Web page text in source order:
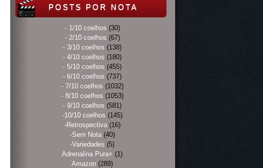
POSTS POR NOTA
- 1/10 coelhos (30)
- 2/10 coelhos (67)
- 3/10 coelhos (138)
- 4/10 coelhos (180)
- 5/10 coelhos (455)
- 6/10 coelhos (737)
- 7/10 coelhos (1032)
- 8/10 coelhos (1053)
- 9/10 coelhos (581)
-10/10 coelhos (145)
-Retrospectiva (16)
-Sem Nota (40)
-Variedades (5)
Adrenalina Pura+ (1)
Amazon (289)